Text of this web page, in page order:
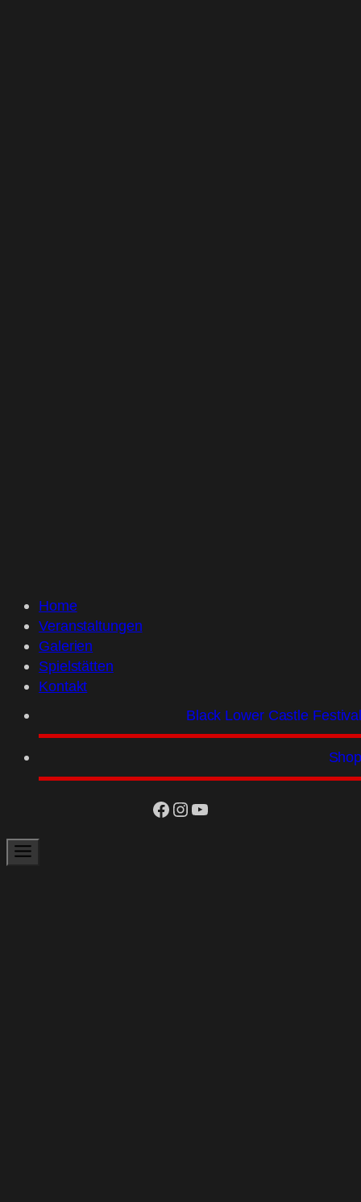
Home
Veranstaltungen
Galerien
Spielstätten
Kontakt
Black Lower Castle
facebook
Instagram
YouTube